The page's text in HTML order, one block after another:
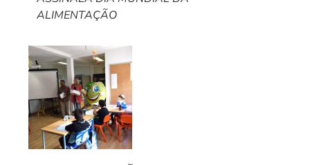
ALIMENTAÇÃO